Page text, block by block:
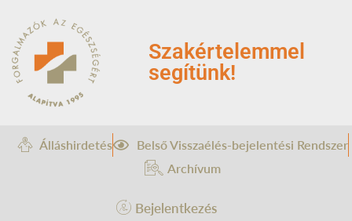
Szakértelemmel
segítünk!
Álláshirdetés
Belső Visszaélés-bejelentési Rendszer
Archívum
Bejelentkezés